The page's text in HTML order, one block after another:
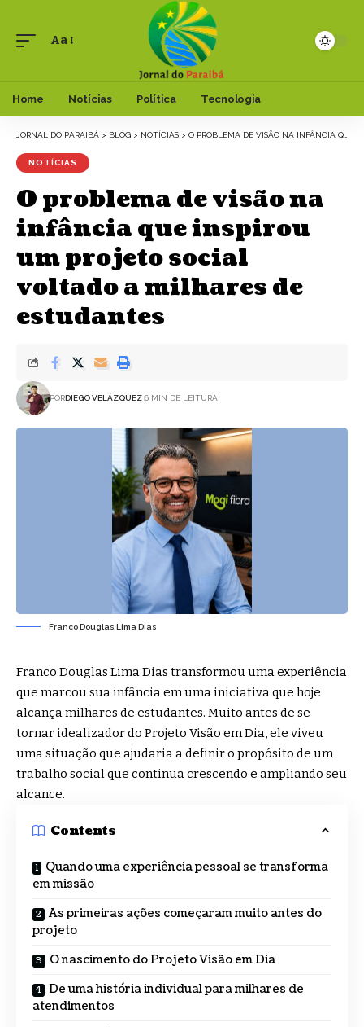
Aa
Home Notícias Política Tecnologia
JORNAL DO PARAIBÁ > BLOG > NOTÍCIAS > O PROBLEMA DE VISÃO NA INFÂNCIA QUE INSPIROU UM PROJETO SOCIAL VOLTADO A MILHARES DE ESTUDANTES
NOTÍCIAS
O problema de visão na
infância que inspirou
um projeto social
voltado a milhares de
estudantes
PORDIEGO VELÁZQUEZ 6 MIN DE LEITURA
Franco Douglas Lima Dias
Franco Douglas Lima Dias transformou uma experiência
que marcou sua infância em uma iniciativa que hoje
alcança milhares de estudantes. Muito antes de se
tornar idealizador do Projeto Visão em Dia, ele viveu
uma situação que ajudaria a definir o propósito de um
trabalho social que continua crescendo e ampliando seu
alcance.
Contents
Quando uma experiência pessoal se transforma
em missão
As primeiras ações começaram muito antes do
projeto
O nascimento do Projeto Visão em Dia
De uma história individual para milhares de
atendimentos